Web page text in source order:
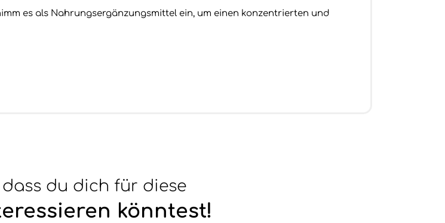
es als Nahrungsergänzungsmittel ein, um einen konzentrierten und
dass du dich für diese
könntest!